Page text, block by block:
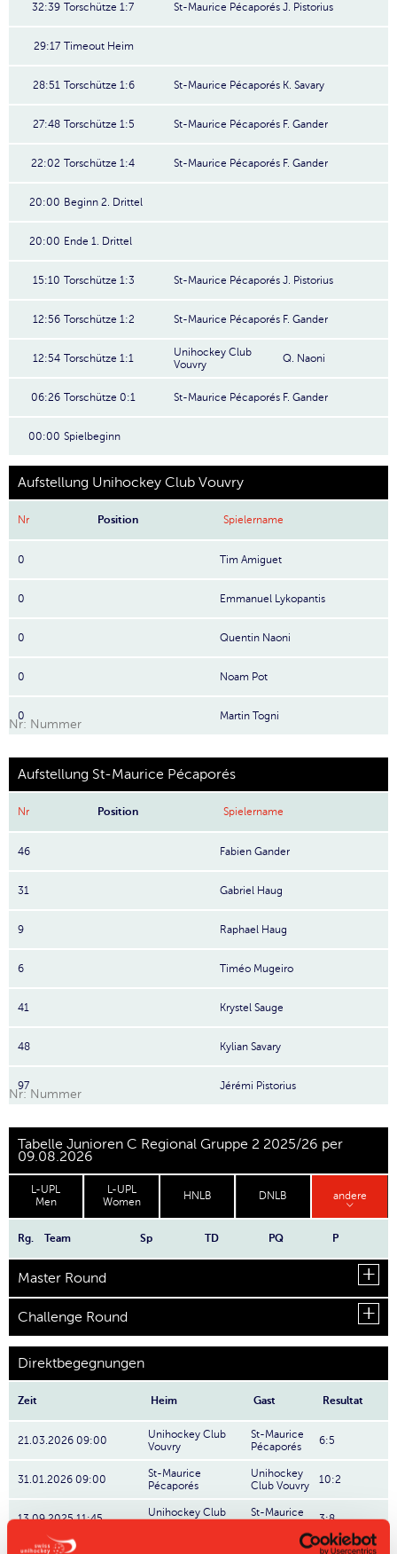
32:39 Torschütze 1:7 St-Maurice Pécaporés J. Pistorius
29:17 Timeout Heim
28:51 Torschütze 1:6 St-Maurice Pécaporés K. Savary
27:48 Torschütze 1:5 St-Maurice Pécaporés F. Gander
22:02 Torschütze 1:4 St-Maurice Pécaporés F. Gander
20:00 Beginn 2. Drittel
20:00 Ende 1. Drittel
15:10 Torschütze 1:3 St-Maurice Pécaporés J. Pistorius
12:56 Torschütze 1:2 St-Maurice Pécaporés F. Gander
12:54 Torschütze 1:1
Unihockey Club
Vouvry
Q. Naoni
06:26 Torschütze 0:1 St-Maurice Pécaporés F. Gander
00:00 Spielbeginn
Aufstellung Unihockey Club Vouvry
Nr Position Spielername
0 Tim Amiguet
0 Emmanuel Lykopantis
0 Quentin Naoni
0 Noam Pot
0 Martin Togni
Nr: Nummer
Aufstellung St-Maurice Pécaporés
Nr Position Spielername
46 Fabien Gander
31 Gabriel Haug
9 Raphael Haug
6 Timéo Mugeiro
41 Krystel Sauge
48 Kylian Savary
97 Jérémi Pistorius
Nr: Nummer
Tabelle Junioren C Regional Gruppe 2 2025/26 per
09.08.2026
L-UPL
Men
L-UPL
Women
HNLB DNLB andere
Rg. Team Sp TD PQ P
Master Round
Challenge Round
Direktbegegnungen
Zeit Heim Gast Resultat
21.03.2026 09:00
Unihockey Club
Vouvry
St-Maurice
Pécaporés
6:5
31.01.2026 09:00
St-Maurice
Pécaporés
Unihockey
Club Vouvry
10:2
13.09.2025 11:45
Unihockey Club
St-Maurice
3:8
Unihockey